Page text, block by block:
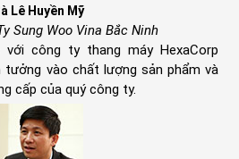
Lê Huyền Mỹ
Sung Woo Vina Bắc Ninh
công ty thang máy HexaCorp
vào chất lượng sản phẩm và
cấp của quý công ty.